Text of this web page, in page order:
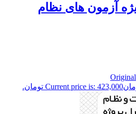
آزمون های نظام
Current price is: 423,000 تومان.